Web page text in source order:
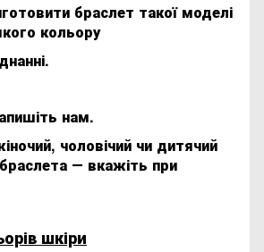
браслет такої моделі
кольору
нам.
чоловічий чи дитячий
― вкажіть при
шкіри